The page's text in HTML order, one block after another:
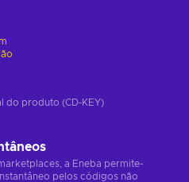
do produto (CD-KEY)
a Eneba permite-
pelos códigos não